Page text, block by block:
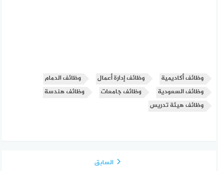
وظائف أكاديمية وظائف إدارة أعمال
وظائف الدمام
وظائف السعودية
وظائف جامعات
وظائف هندسة
وظائف هيئة تدريس
السابق